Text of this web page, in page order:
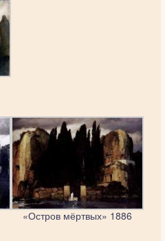
«Остров мёртвых» 1886